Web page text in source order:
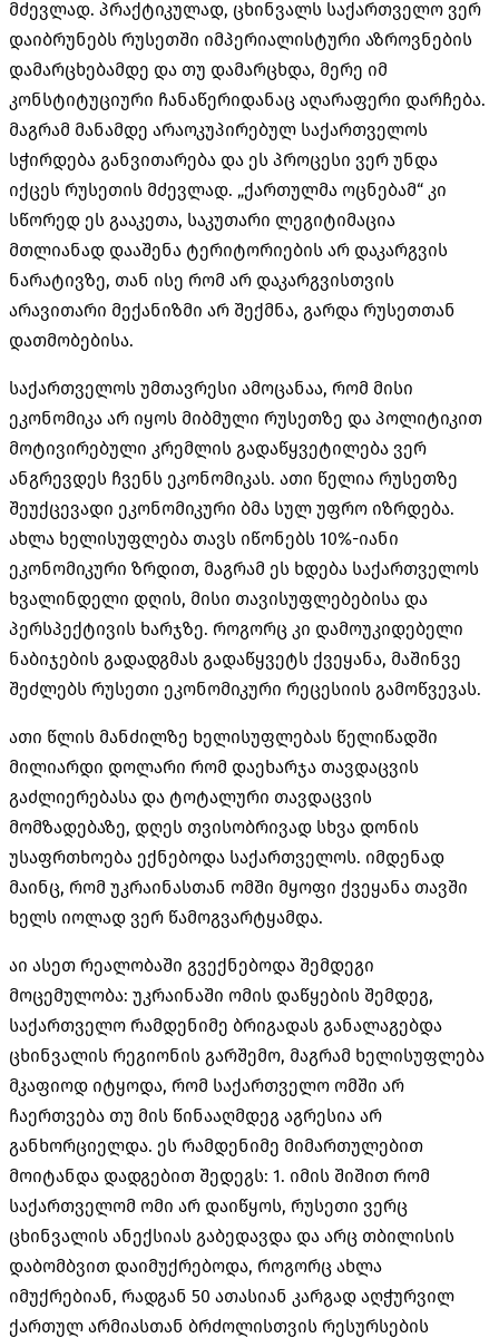
მძევლად. პრაქტიკულად, ცხინვალს საქართველო ვერ
დაიბრუნებს რუსეთში იმპერიალისტური აზროვნების
დამარცხებამდე და თუ დამარცხდა, მერე იმ
კონსტიტუციური ჩანაწერიდანაც აღარაფერი დარჩება.
მაგრამ მანამდე არაოკუპირებულ საქართველოს
სჭირდება განვითარება და ეს პროცესი ვერ უნდა
იქცეს რუსეთის მძევლად. „ქართულმა ოცნებამ“ კი
სწორედ ეს გააკეთა, საკუთარი ლეგიტიმაცია
მთლიანად დააშენა ტერიტორიების არ დაკარგვის
ნარატივზე, თან ისე რომ არ დაკარგვისთვის
არავითარი მექანიზმი არ შექმნა, გარდა რუსეთთან
დათმობებისა.
საქართველოს უმთავრესი ამოცანაა, რომ მისი
ეკონომიკა არ იყოს მიბმული რუსეთზე და პოლიტიკით
მოტივირებული კრემლის გადაწყვეტილება ვერ
ანგრევდეს ჩვენს ეკონომიკას. ათი წელია რუსეთზე
შეუქცევადი ეკონომიკური ბმა სულ უფრო იზრდება.
ახლა ხელისუფლება თავს იწონებს 10%-იანი
ეკონომიკური ზრდით, მაგრამ ეს ხდება საქართველოს
ხვალინდელი დღის, მისი თავისუფლებებისა და
პერსპექტივის ხარჯზე. როგორც კი დამოუკიდებელი
ნაბიჯების გადადგმას გადაწყვეტს ქვეყანა, მაშინვე
შეძლებს რუსეთი ეკონომიკური რეცესიის გამოწვევას.
ათი წლის მანძილზე ხელისუფლებას წელიწადში
მილიარდი დოლარი რომ დაეხარჯა თავდაცვის
გაძლიერებასა და ტოტალური თავდაცვის
მომზადებაზე, დღეს თვისობრივად სხვა დონის
უსაფრთხოება ექნებოდა საქართველოს. იმდენად
მაინც, რომ უკრაინასთან ომში მყოფი ქვეყანა თავში
ხელს იოლად ვერ წამოგვარტყამდა.
აი ასეთ რეალობაში გვექნებოდა შემდეგი
მოცემულობა: უკრაინაში ომის დაწყების შემდეგ,
საქართველო რამდენიმე ბრიგადას განალაგებდა
ცხინვალის რეგიონის გარშემო, მაგრამ ხელისუფლება
მკაფიოდ იტყოდა, რომ საქართველო ომში არ
ჩაერთვება თუ მის წინააღმდეგ აგრესია არ
განხორციელდა. ეს რამდენიმე მიმართულებით
მოიტანდა დადგებით შედეგს: 1. იმის შიშით რომ
საქართველომ ომი არ დაიწყოს, რუსეთი ვერც
ცხინვალის ანექსიას გაბედავდა და არც თბილისის
დაბომბვით დაიმუქრებოდა, როგორც ახლა
იმუქრებიან, რადგან 50 ათასიან კარგად აღჭურვილ
ქართულ არმიასთან ბრძოლისთვის რესურსების